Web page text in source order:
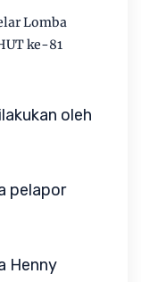
Lomba
ke-81
oleh
pelapor
Henny